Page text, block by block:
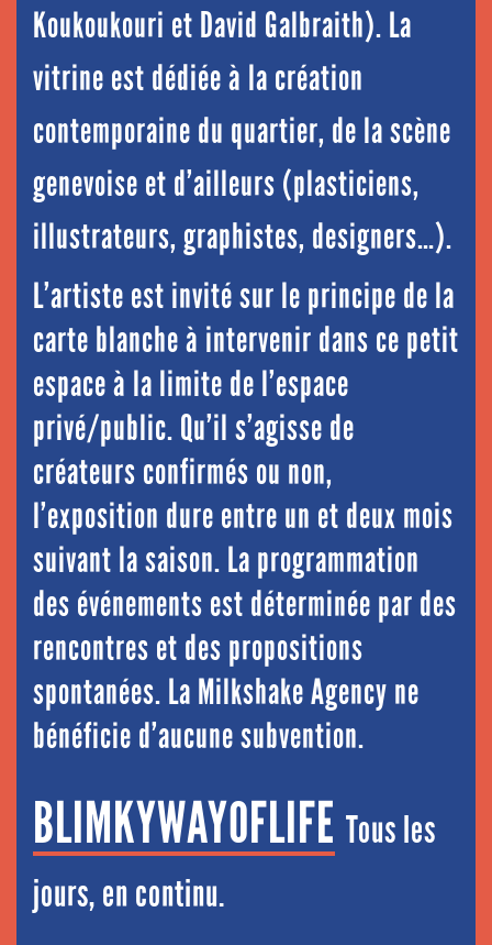
Koukoukouri et David Galbraith). La
vitrine est dédiée à la création
contemporaine du quartier, de la scène
genevoise et d’ailleurs (plasticiens,
illustrateurs, graphistes, designers…).
L’artiste est invité sur le principe de la
carte blanche à intervenir dans ce petit
espace à la limite de l’espace
privé/public. Qu’il s’agisse de
créateurs confirmés ou non,
l’exposition dure entre un et deux mois
suivant la saison. La programmation
des événements est déterminée par des
rencontres et des propositions
spontanées. La Milkshake Agency ne
bénéficie d’aucune subvention.
BLIMKYWAYOFLIFE Tous les
jours, en continu.